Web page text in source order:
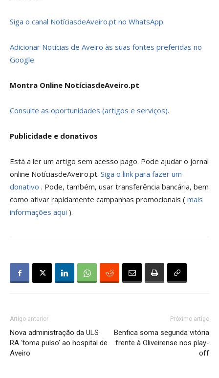
Siga o canal NotíciasdeAveiro.pt no WhatsApp.
Adicionar Notícias de Aveiro às suas fontes preferidas no
Google.
Montra Online NotíciasdeAveiro.pt
Consulte as oportunidades (artigos e serviços).
Publicidade e donativos
Está a ler um artigo sem acesso pago. Pode ajudar o jornal
online NotíciasdeAveiro.pt. Siga o link para fazer um
donativo . Pode, também, usar transferência bancária, bem
como ativar rapidamente campanhas promocionais ( mais
informações aqui ).
Artigo anterior
Nova administração da ULS
RA ‘toma pulso’ ao hospital de
Aveiro
Próximo artigo
Benfica soma segunda vitória
frente à Oliveirense nos play-
off